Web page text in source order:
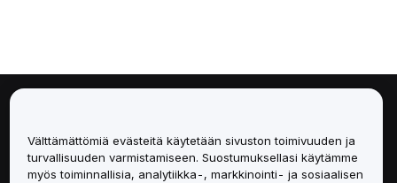
Palvelut
Välttämättömiä evästeitä käytetään sivuston toimivuuden ja
turvallisuuden varmistamiseen. Suostumuksellasi käytämme
myös toiminnallisia, analytiikka-, markkinointi- ja sosiaalisen